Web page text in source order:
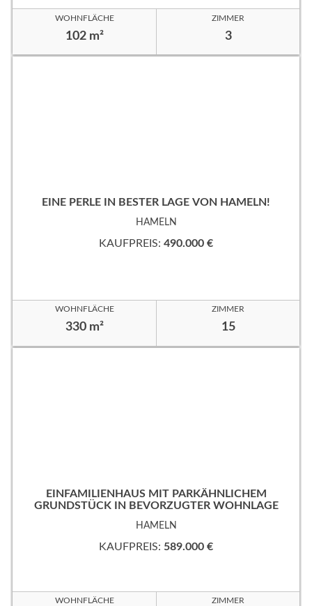
WOHNFLÄCHE
102 m²
ZIMMER
3
EINE PERLE IN BESTER LAGE VON HAMELN!
HAMELN
KAUFPREIS: 490.000 €
WOHNFLÄCHE
330 m²
ZIMMER
15
EINFAMILIENHAUS MIT PARKÄHNLICHEM
GRUNDSTÜCK IN BEVORZUGTER WOHNLAGE
HAMELN
KAUFPREIS: 589.000 €
WOHNFLÄCHE ZIMMER